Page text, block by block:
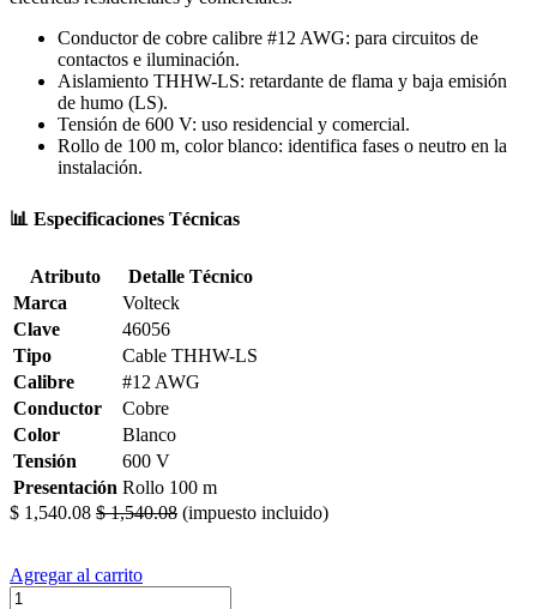
Conductor de cobre calibre #12 AWG: para circuitos de
contactos e iluminación.
Aislamiento THHW-LS: retardante de flama y baja emisión
de humo (LS).
Tensión de 600 V: uso residencial y comercial.
Rollo de 100 m, color blanco: identifica fases o neutro en la
instalación.
📊 Especificaciones Técnicas
Atributo
Detalle Técnico
Marca
Volteck
Clave
46056
Tipo
Cable THHW-LS
Calibre
#12 AWG
Conductor
Cobre
Color
Blanco
Tensión
600 V
Presentación Rollo 100 m
$ 1,540.08 $1,540.08 (impuesto incluido)
Agregar al carrito